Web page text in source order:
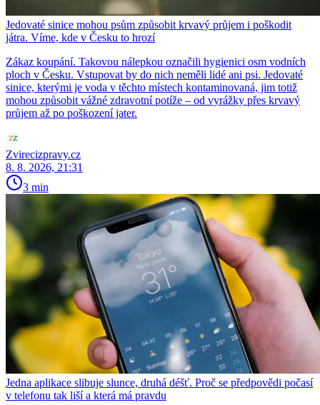
Jedovaté sinice mohou psům způsobit krvavý průjem i poškodit
játra. Víme, kde v Česku to hrozí
Zákaz koupání. Takovou nálepkou označili hygienici osm vodních
ploch v Česku. Vstupovat by do nich neměli lidé ani psi. Jedovaté
sinice, kterými je voda v těchto místech kontaminovaná, jim totiž
mohou způsobit vážné zdravotní potíže – od vyrážky přes krvavý
průjem až po poškození jater.
Zvirecizpravy.cz
8. 8. 2026, 21:31
3 min
Jedna aplikace slibuje slunce, druhá déšť. Proč se předpovědi počasí
v telefonu tak liší a která má pravdu